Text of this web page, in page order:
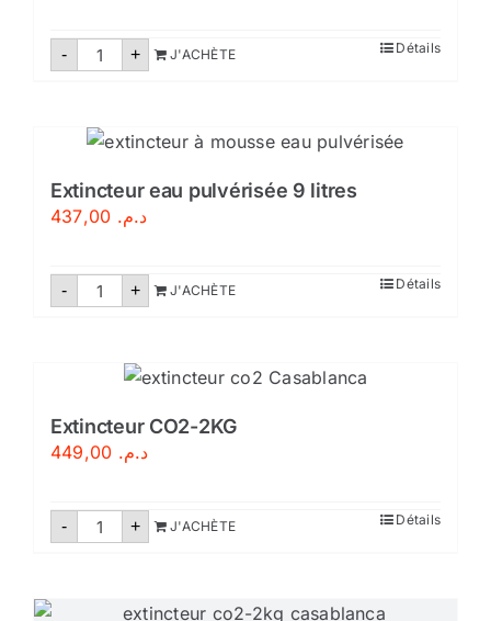
- quantité
pulvérisée
9
Certifié
+ J'ACHÈTE Détails
Extincteur eau pulvérisée 9 litres
د.م.
- quantité
+ J'ACHÈTE Détails
Extincteur CO2-2KG
د.م.
- quantité
+ J'ACHÈTE Détails